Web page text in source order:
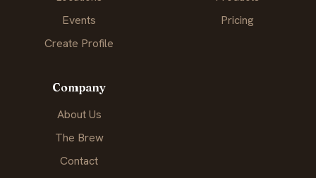
Events
Create Profile
Pricing
Company
About Us
The Brew
Contact